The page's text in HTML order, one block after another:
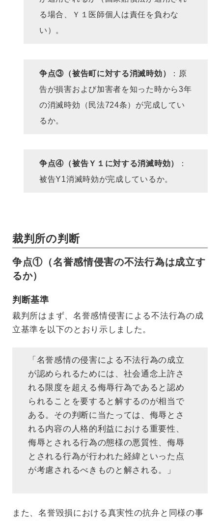
る場合、Ｙ１医師個人は責任を負わな
い）。
争点③（被告町に対する消滅時効）
：原
告が損害および加害者を知った時から3年
の消滅時効（民法724条）が完成してい
るか。
争点④（被告Ｙ１に対する消滅時効）
：
被告Y1消滅時効が完成しているか。
裁判所の判断
争点①（名誉感情侵害の不法行為は成立す
るか）
判断基準
裁判所はまず、名誉感情侵害による不法行為の成
立基準を以下のとおり示しました。
「名誉感情の侵害による不法行為の成立
が認められるためには、社会通念上許さ
れる限度を超える侮辱行為であると認め
られることを要すると解するのが相当で
ある。その判断に当たっては、侮辱とさ
れる内容の人格的利益における重要性、
侮辱とされる行為の態様の悪質性、侮辱
とされる行為が行われた経緯といった点
が考慮されるべきものと解される。」
また、名誉毀損における真実性の抗弁と同様の事